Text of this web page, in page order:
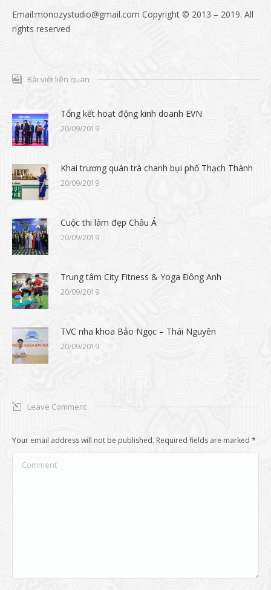
Email:monozystudio@gmail.com Copyright © 2013 – 2019. All
rights reserved
Bài viết liên quan
Tổng kết hoạt động kinh doanh EVN
20/09/2019
Khai trương quán trà chanh bụi phố Thạch Thành
20/09/2019
Cuộc thi làm đẹp Châu Á
20/09/2019
Trung tâm City Fitness & Yoga Đông Anh
20/09/2019
TVC nha khoa Bảo Ngọc – Thái Nguyên
20/09/2019
Leave Comment
Your email address will not be published. Required fields are marked *
Comment